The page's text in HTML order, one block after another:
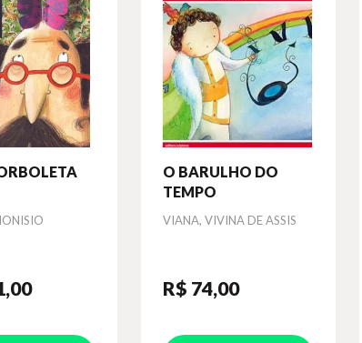
,00
O BARULHO DO
TEMPO
Autor
VIANA, VIVINA DE ASSIS
R$ 74,00